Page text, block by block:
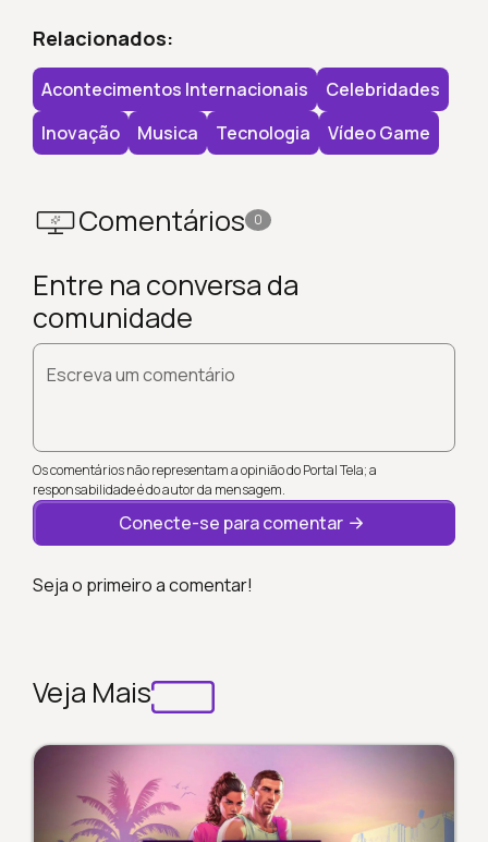
Relacionados:
Acontecimentos Internacionais
Celebridades
Inovação
Musica Tecnologia Vídeo Game
Comentários 0
Entre na conversa da
comunidade
Escreva um comentário
Os comentários não representam a opinião do Portal Tela; a
responsabilidade é do autor da mensagem.
Conecte-se para comentar
Seja o primeiro a comentar!
Veja Mais